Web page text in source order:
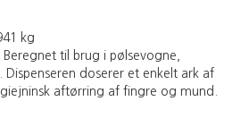
kg
Beregnet til brug i pølsevogne,
Dispenseren doserer et enkelt ark af
aftørring af fingre og mund.